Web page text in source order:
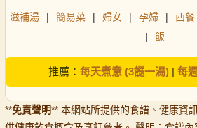
滋補湯 | 簡易菜 | 婦女 | 孕婦 | 西餐
|
飯
推薦： 每天煮意 (3餸一湯)| 每
**免責聲明** 本網站所提供的食譜、健康資